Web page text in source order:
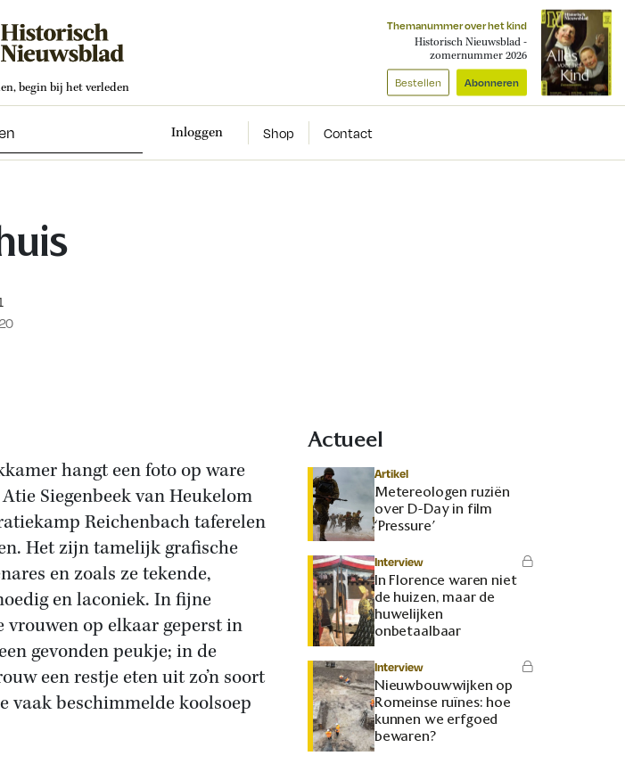
begin bij het verleden
Themanummer over het kind
Historisch Nieuwsblad -
zomernummer 2026
Bestellen Abonneren
Inloggen Shop Contact
hangt een foto op ware
Siegenbeek van Heukelom
Reichenbach taferelen
Het zijn tamelijk grafische
en zoals ze tekende,
en laconiek. In fijne
vrouwen op elkaar geperst in
gevonden peukje; in de
een restje eten uit zo’n soort
beschimmelde koolsoep
Actueel
Artikel
Metereologen ruziën
over D-Day in film
‘Pressure’
Interview
In Florence waren niet
de huizen, maar de
huwelijken
onbetaalbaar
Interview
Nieuwbouwwijken op
Romeinse ruïnes: hoe
kunnen we erfgoed
bewaren?